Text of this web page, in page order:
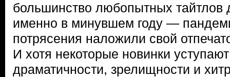
большинство любопытных тайтлов
именно в минувшем году —
потрясения наложили свой
И хотя некоторые новинки
драматичности, зрелищности и